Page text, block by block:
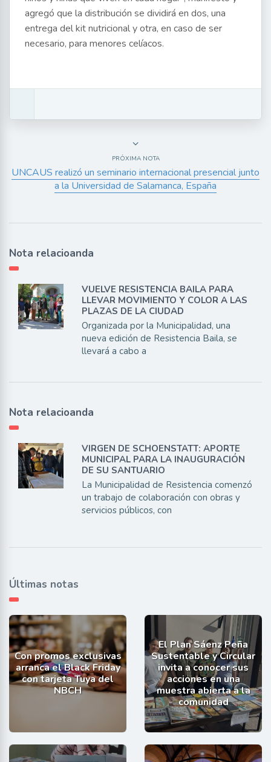
agregó que la distribución se dividirá en dos, una
entrega del kit nutricional y otra, en caso de ser
necesario, para menores celíacos.
PRÓXIMA NOTA
UNCAUS realizó un seminario internacional presencial junto
a la Universidad de Salamanca, España
Nota relacioanda
VUELVE RESISTENCIA BAILA PARA
LLEVAR MOVIMIENTO Y COLOR A LAS
PLAZAS DE LA CIUDAD
Organizada por la Municipalidad, una
nueva edición de Resistencia Baila, se
llevará a cabo a
Nota relacioanda
VIRGEN DE SCHOENSTATT: APORTE
MUNICIPAL PARA LA INAUGURACIÓN
DE SU SANTUARIO
La Municipalidad de Resistencia comenzó
un trabajo de colaboración con obras y
servicios públicos, con
Últimas notas
Con promos exclusivas
arranca el Black Friday
con tarjeta Tuya del
NBCH
El Plan Sáenz Peña
Sustentable y Circular
invita a conocer sus
acciones en una
muestra abierta a la
comunidad